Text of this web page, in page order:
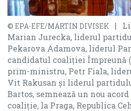
© EPA-EFE/MARTIN DIVISEK
|
Marian Jurecka, liderul
Pekarova Adamova, liderul
candidatul coaliției Împreună
prim-ministru, Petr Fiala,
Vit Rakusan și liderul
Bartos, semnează un nou
coaliție, la Praga, Republica